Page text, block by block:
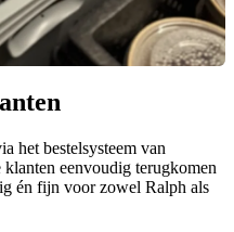
het bestelsysteem van
eenvoudig terugkomen
én fijn voor zowel Ralph als